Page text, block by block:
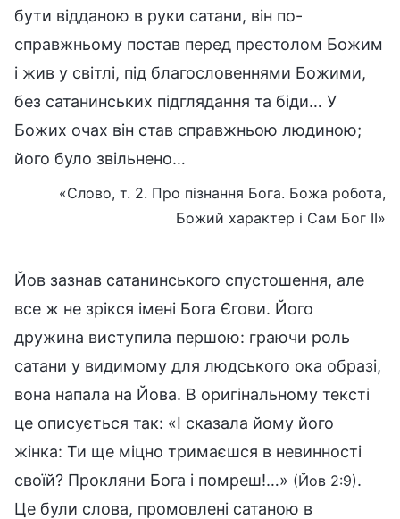
бути відданою в руки сатани, він по-
справжньому постав перед престолом Божим
і жив у світлі, під благословеннями Божими,
без сатанинських підглядання та біди… У
Божих очах він став справжньою людиною;
його було звільнено…
«Слово, т. 2. Про пізнання Бога. Божа робота,
Божий характер і Сам Бог II»
Йов зазнав сатанинського спустошення, але
все ж не зрікся імені Бога Єгови. Його
дружина виступила першою: граючи роль
сатани у видимому для людського ока образі,
вона напала на Йова. В оригінальному тексті
це описується так: «І сказала йому його
жінка: Ти ще міцно тримаєшся в невинності
своїй? Прокляни Бога і помреш!…» (Йов 2:9).
Це були слова, промовлені сатаною в